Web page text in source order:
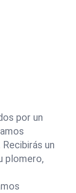
por un
un
plomero,